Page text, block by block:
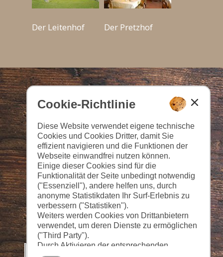
Cookie-Richtlinie
Diese Website verwendet eigene technische
Cookies und Cookies Dritter, damit Sie
effizient navigieren und die Funktionen der
Webseite einwandfrei nutzen können.
Einige dieser Cookies sind für die
Funktionalität der Seite unbedingt notwendig
("Essenziell"), andere helfen uns, durch
anonyme Statistikdaten Ihr Surf-Erlebnis zu
verbessern ("Statistiken").
Weiters werden Cookies von Drittanbietern
verwendet, um deren Dienste zu ermöglichen
("Third Party").
Durch Aktivieren der entsprechenden
Schaltflächen entscheiden Sie selbst, welche
Der Leitenhof Der Pretzhof